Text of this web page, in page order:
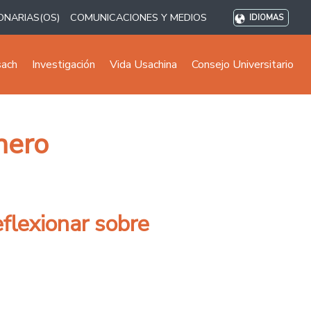
COMUNICACIONES Y MEDIOS IDIOMAS
Investigación Vida Usachina Consejo Universitario
sobre